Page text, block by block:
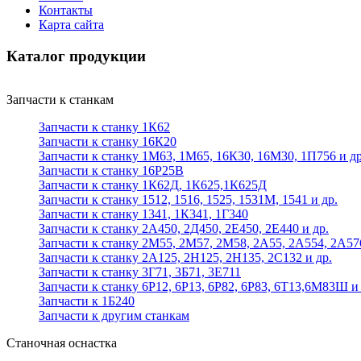
Контакты
Карта сайта
Каталог продукции
Запчасти к станкам
Запчасти к станку 1К62
Запчасти к станку 16К20
Запчасти к станку 1М63, 1М65, 16К30, 16М30, 1П756 и
Запчасти к станку 16Р25В
Запчасти к станку 1К62Д, 1К625,1К625Д
Запчасти к станку 1512, 1516, 1525, 1531М, 1541 и др.
Запчасти к станку 1341, 1К341, 1Г340
Запчасти к станку 2А450, 2Д450, 2Е450, 2Е440 и др.
Запчасти к станку 2М55, 2М57, 2М58, 2А55, 2А554,
Запчасти к станку 2А125, 2Н125, 2Н135, 2С132 и др.
Запчасти к станку 3Г71, 3Б71, 3Е711
Запчасти к станку 6Р12, 6Р13, 6Р82, 6Р83, 6Т13,6М83Ш и
Запчасти к 1Б240
Запчасти к другим станкам
Станочная оснастка